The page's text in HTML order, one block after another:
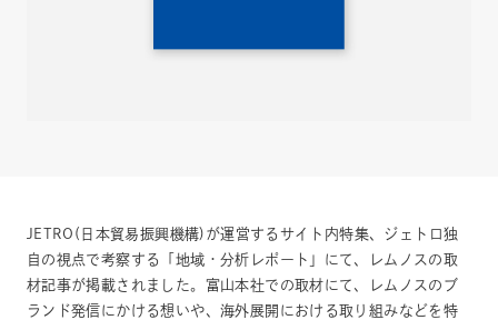
JETRO(日本貿易振興機構)が運営するサイト内特集、ジェトロ独
自の視点で考察する「地域・分析レポート」にて、レムノスの取
材記事が掲載されました。富山本社での取材にて、レムノスのブ
ランド発信にかける想いや、海外展開における取り組みなどを特